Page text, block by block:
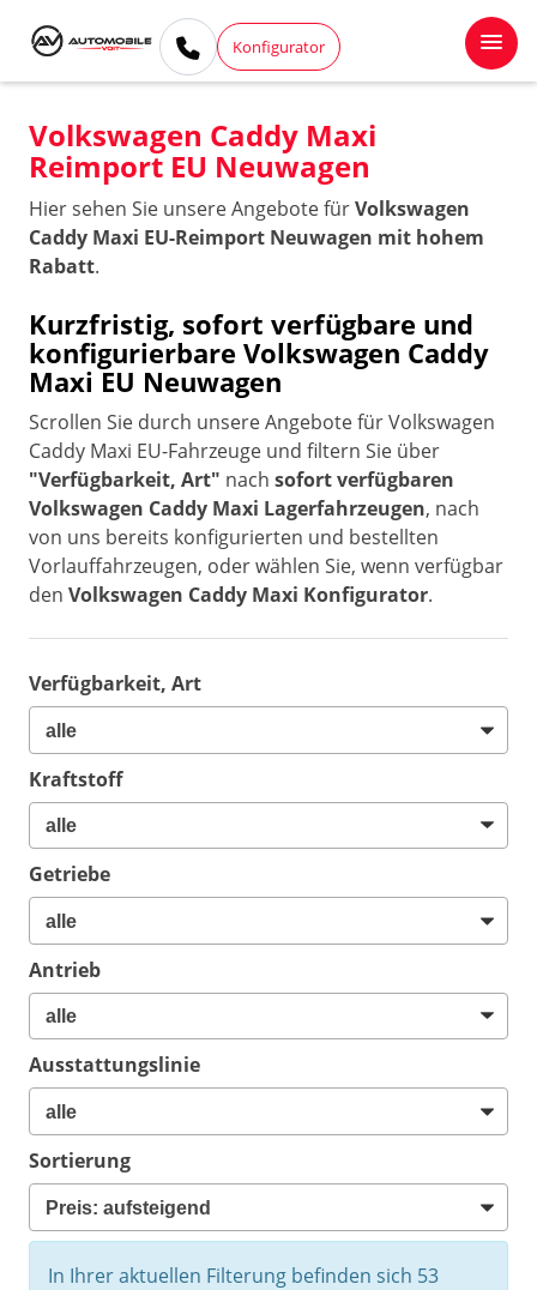
Konfigurator
Volkswagen Caddy Maxi
Reimport EU Neuwagen
Hier sehen Sie unsere Angebote fürVolkswagen
Caddy Maxi EU-Reimport Neuwagen mit hohem
Rabatt.
Kurzfristig, sofort verfügbare und
konfigurierbare Volkswagen Caddy
Maxi EU Neuwagen
Scrollen Sie durch unsere Angebote für Volkswagen
Caddy Maxi EU-Fahrzeuge und filtern Sie über
"Verfügbarkeit, Art" nach sofort verfügbaren
Volkswagen Caddy Maxi Lagerfahrzeugen, nach
von uns bereits konfigurierten und bestellten
Vorlauffahrzeugen, oder wählen Sie, wenn verfügbar
den Volkswagen Caddy Maxi Konfigurator.
Verfügbarkeit, Art
Kraftstoff
Getriebe
Antrieb
Ausstattungslinie
Sortierung
In Ihrer aktuellen Filterung befinden sich 53